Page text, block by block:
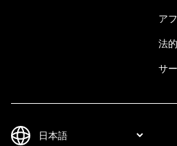
ア
法
サ